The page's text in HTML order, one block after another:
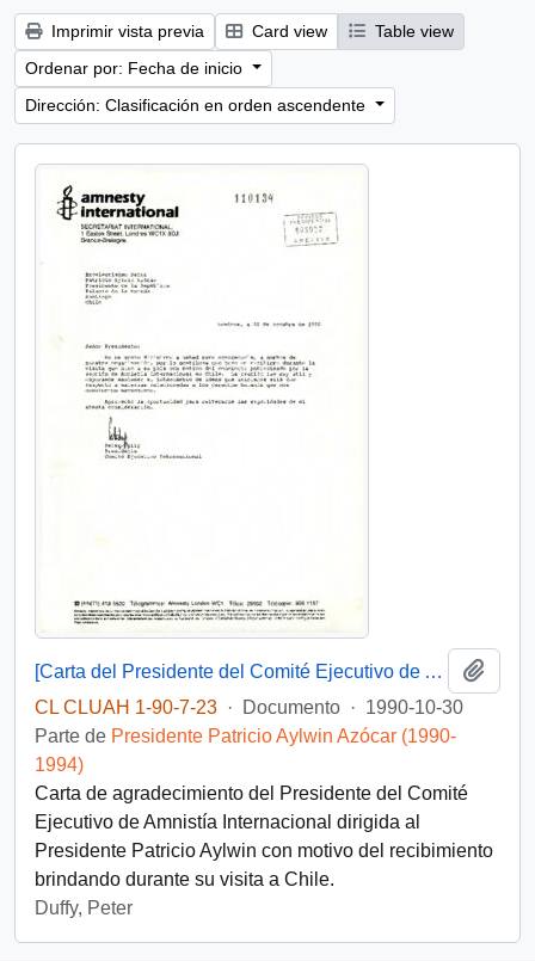
Imprimir vista previa Card view
Table view
Ordenar por: Fecha de inicio
Dirección: Clasificación en orden ascendente
[Carta del Presidente del Comité Ejecutivo de Amnistía Internacional dirigida al Presidente Patricio Aylwin]
CL CLUAH 1-90-7-23 · Documento · 1990-10-30
Parte de Presidente Patricio Aylwin Azócar (1990-
1994)
Carta de agradecimiento del Presidente del Comité
Ejecutivo de Amnistía Internacional dirigida al
Presidente Patricio Aylwin con motivo del recibimiento
brindando durante su visita a Chile.
Duffy, Peter